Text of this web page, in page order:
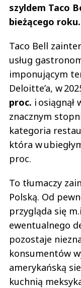
szyldem Taco
bieżącego roku.
Taco Bell
usług
imponującym
Deloitte’a, w
proc. i osiągnął
znacznym
kategoria
która w
proc.
To tłumaczy
Polską. Od
przygląda się
ewentualnego
pozostaje
konsumentów
amerykańską
kuchnią